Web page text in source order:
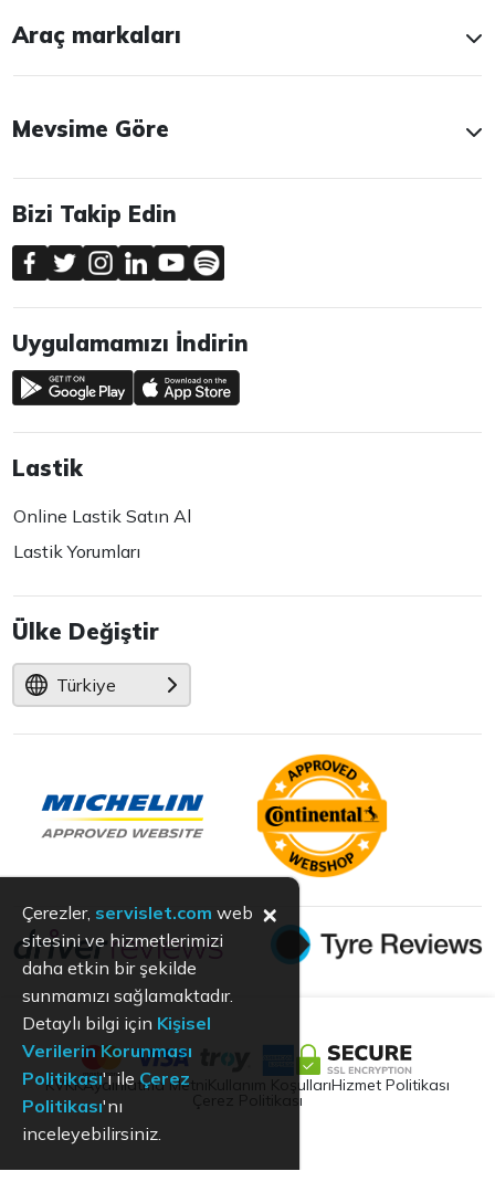
Araç markaları
Mevsime Göre
Bizi Takip Edin
Uygulamamızı İndirin
Lastik
Online Lastik Satın Al
Lastik Yorumları
Ülke Değiştir
Türkiye
KVKKAydınlatma Metni Kullanım KoşullarıHizmet Politikası
Çerez Politikası
Çerezler, servislet.com web
sitesini ve hizmetlerimizi
daha etkin bir şekilde
sunmamızı sağlamaktadır.
Detaylı bilgi için Kişisel
Verilerin Korunması
Politikası'ı ile Çerez
Politikası'nı
inceleyebilirsiniz.
×